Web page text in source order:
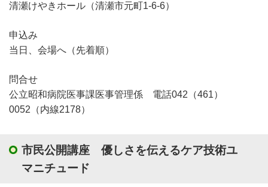
清瀬けやきホール（清瀬市元町1-6-6）
申込み
当日、会場へ（先着順）
問合せ
公立昭和病院医事課医事管理係 電話042（461）
0052（内線2178）
市民公開講座 優しさを伝えるケア技術ユ
マニチュード